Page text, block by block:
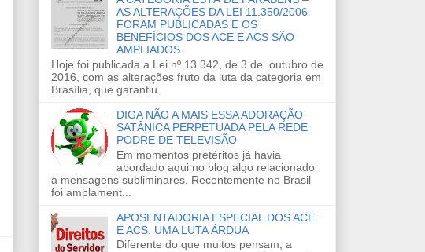
AS ALTERAÇÕES DA LEI 11.350/2006
FORAM PUBLICADAS E OS
BENEFÍCIOS DOS ACE E ACS SÃO
AMPLIADOS.
Hoje foi publicada a Lei nº 13.342, de 3 de outubro de
2016, com as alterações fruto da luta da categoria em
Brasília, que garantiu...
DIGA NÃO A MAIS ESSA ADORAÇÃO
SATÂNICA PERPETUADA PELA REDE
PODRE DE TELEVISÃO
Em momentos pretéritos já havia
abordado aqui no blog algo relacionado
a mensagens subliminares. Recentemente no Brasil
foi amplament...
APOSENTADORIA ESPECIAL DOS ACE
E ACS. UMA LUTA ÁRDUA
Diferente do que muitos pensam, a